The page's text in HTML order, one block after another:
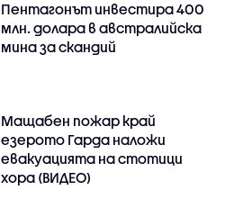
Пентагонът инвестира 400
млн. долара в австралийска
мина за скандий
Мащабен пожар край
езерото Гарда наложи
евакуацията на стотици
хора (ВИДЕО)